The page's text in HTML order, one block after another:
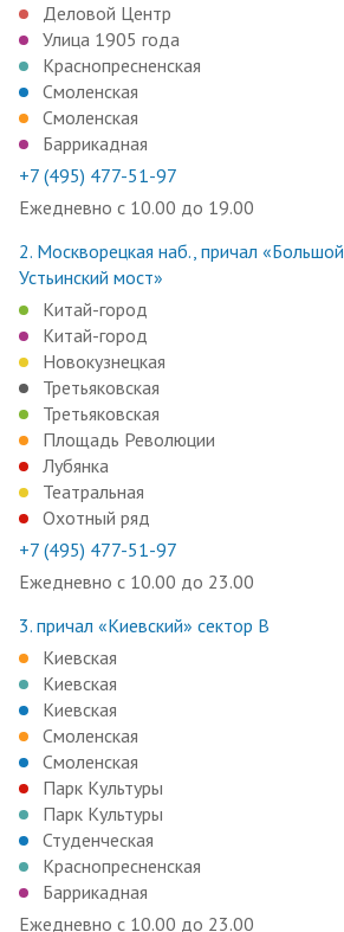
Деловой Центр
Улица 1905 года
Краснопресненская
Смоленская
Смоленская
Баррикадная
+7 (495) 477-51-97
Ежедневно с 10.00 до 19.00
2. Москворецкая наб., причал «Большой
Устьинский мост»
Китай-город
Китай-город
Новокузнецкая
Третьяковская
Третьяковская
Площадь Революции
Лубянка
Театральная
Охотный ряд
+7 (495) 477-51-97
Ежедневно с 10.00 до 23.00
3. причал «Киевский» сектор B
Киевская
Киевская
Киевская
Смоленская
Смоленская
Парк Культуры
Парк Культуры
Студенческая
Краснопресненская
Баррикадная
Ежедневно с 10.00 до 23.00